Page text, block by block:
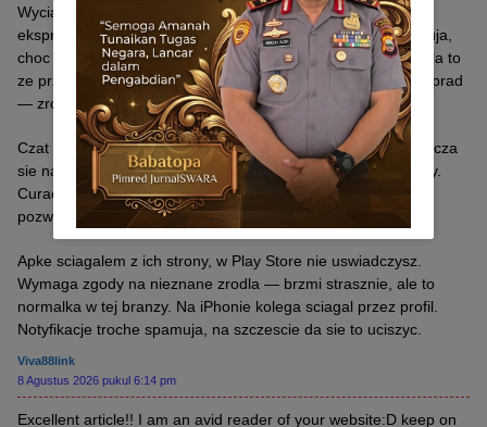
Wyciagam wygrane najczesciej na Skrill i jest w miare
ekspresowo. Na Mastercard czekalem dwa dni. BTC obsluguja,
choc sam nie probowalem. Jedyna rzecz, ktora mnie wnerwila to
ze przy pierwszym cashoucie musialem doslac rachunek za prad
— zrozumiale, ale wolalbym zrobic to od razu przy zapisie.
Czat z konsultantem po polsku dziala, czasem w nocy przelacza
sie na angielski. Reakcja w granicach paru minut, bez sciemy.
Curacao — jak wiekszosc takich miejsc, wiec bez polskiego
pozwolenia — warto miec to z tylu glowy.
Apke sciagalem z ich strony, w Play Store nie uswiadczysz.
Wymaga zgody na nieznane zrodla — brzmi strasznie, ale to
normalka w tej branzy. Na iPhonie kolega sciagal przez profil.
Notyfikacje troche spamuja, na szczescie da sie to uciszyc.
Viva88link
8 Agustus 2026 pukul 6:14 pm
Excellent article!! I am an avid reader of your website:D keep on